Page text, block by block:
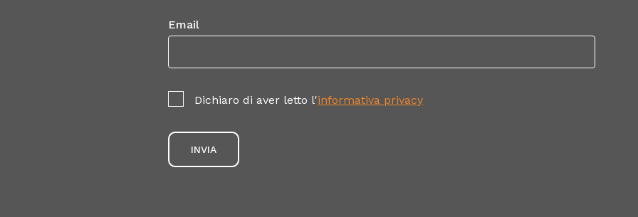
Email
Dichiaro di aver letto l'informativa privacy